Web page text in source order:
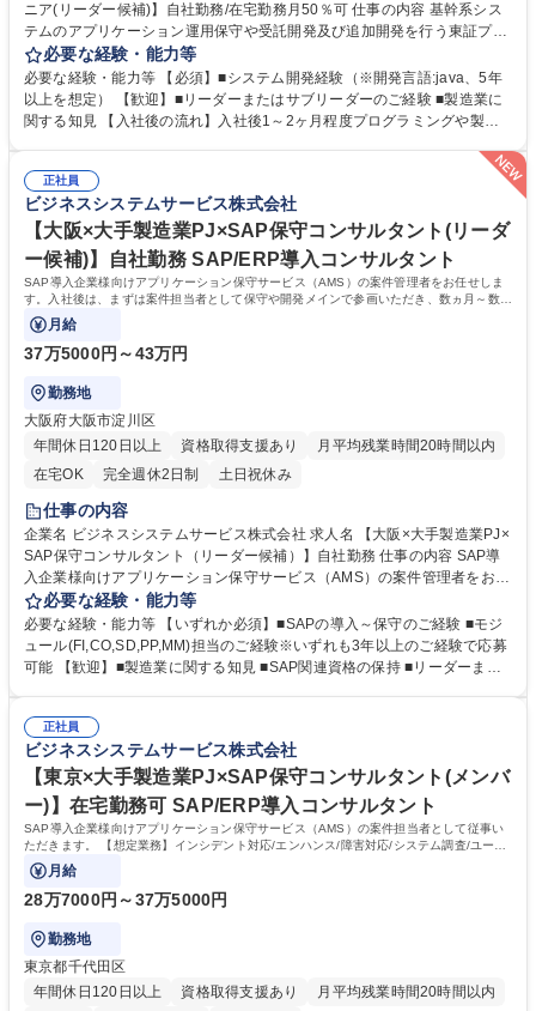
ニア(リーダー候補)】自社勤務/在宅勤務月50％可 仕事の内容 基幹系シス
テムのアプリケーション運用保守や受託開発及び追加開発を行う東証プラ
イム上場 ビジネスエンジニアリング(株)の100％子会社の当社にて、Java
開発エンジニア(リーダー候補)を募集します。 国内大手製造業、製薬業界
等向けの基幹系システム「mcframe」の導入、要件定義、設計、開発、保
守、運用をご経験やご希望に合わせて担当いただきます。 【詳細】■mcfr
※mcframe:1996年のリリース以来、日本を代表する製造業を中心に多数
の企業で採用されており、国産ERPの代表格といえる存在です。 募集職
種 【秋田/Java開発エンジニア(リーダー候補)】自社勤務/在宅勤務月50％
可
必要な経験・能力等
必要な経験・能力等 【必須】■システム開発経験（※開発言語:java、5年
以上を想定） 【歓迎】■リーダーまたはサブリーダーのご経験 ■製造業に
関する知見 【入社後の流れ】入社後1～2ヶ月程度プログラミングや製造
いただく予定です。 【魅力】■プライム案件に携われるポジションです！
■自社勤務がメインとなります！■所定労働時間7.5時間と短く、残業も少
ないのでワークライフバランスを保ちやすいです！ 学歴・資格 学歴：大
学院 大学 高専 短大 専修学校 高校 語学力： 資格：
正社員
ビジネスシステムサービス株式会社
【大阪×大手製造業PJ×SAP保守コンサルタント(リーダ
ー候補)】自社勤務 SAP/ERP導入コンサルタント
SAP導入企業様向けアプリケーション保守サービス（AMS）の案件管理者をお任せしま
す。入社後は、まずは案件担当者として保守や開発メインで参画いただき、数ヵ月～数年
後にはPM/PLとして従事いただく想定です。
月給
37万5000円～43万円
勤務地
大阪府大阪市淀川区
年間休日120日以上
資格取得支援あり
月平均残業時間20時間以内
在宅OK
完全週休2日制 土日祝休み
仕事の内容
企業名 ビジネスシステムサービス株式会社 求人名 【大阪×大手製造業PJ×
SAP保守コンサルタント（リーダー候補）】自社勤務 仕事の内容 SAP導
入企業様向けアプリケーション保守サービス（AMS）の案件管理者をお任
せします。入社後は、まずは案件担当者として保守や開発メインで参画い
ただき、数ヵ月～数年後にはPM/PLとして従事いただく想定です。 【想定
業務】顧客折衝、課題方針決定、進捗・工数・メンバー管理、工数見積も
り、品質管理・レビュー 【ポイント】 ●1次請け、エンドユーザーとの直
ーダー候補）】自社勤務
必要な経験・能力等
必要な経験・能力等 【いずれか必須】■SAPの導入～保守のご経験 ■モジ
ュール(FI,CO,SD,PP,MM)担当のご経験※いずれも3年以上のご経験で応募
可能 【歓迎】■製造業に関する知見 ■SAP関連資格の保持 ■リーダーまた
模ながら大手企業の案件に上流から参画できる環境です。働き方や制度改
革等実際に社員の働きやすさ向上を目的とした組織改善への取り組みを
日々行っています。 学歴・資格 学歴：大学院 大学 高専 短大 専修学校 高
校 語学力： 資格：
正社員
ビジネスシステムサービス株式会社
【東京×大手製造業PJ×SAP保守コンサルタント(メンバ
ー)】在宅勤務可 SAP/ERP導入コンサルタント
SAP導入企業様向けアプリケーション保守サービス（AMS）の案件担当者として従事い
ただきます。 【想定業務】インシデント対応/エンハンス/障害対応/システム調査/ユーザ
教育/改善提案
月給
28万7000円～37万5000円
勤務地
東京都千代田区
年間休日120日以上
資格取得支援あり
月平均残業時間20時間以内